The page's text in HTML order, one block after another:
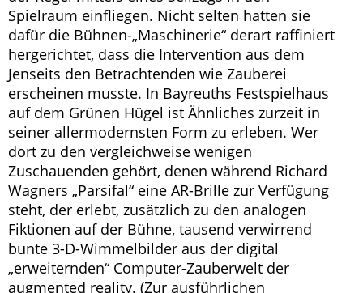
Spielraum einfliegen. Nicht selten hatten sie
dafür die Bühnen-„Maschinerie“ derart raffiniert
hergerichtet, dass die Intervention aus dem
Jenseits den Betrachtenden wie Zauberei
erscheinen musste. In Bayreuths Festspielhaus
auf dem Grünen Hügel ist Ähnliches zurzeit in
seiner allermodernsten Form zu erleben. Wer
dort zu den vergleichweise wenigen
Zuschauenden gehört, denen während Richard
Wagners „Parsifal“ eine AR-Brille zur Verfügung
steht, der erlebt, zusätzlich zu den analogen
Fiktionen auf der Bühne, tausend verwirrend
bunte 3-D-Wimmelbilder aus der digital
„erweiternden“ Computer-Zauberwelt der
augmented reality. (Zur ausführlichen